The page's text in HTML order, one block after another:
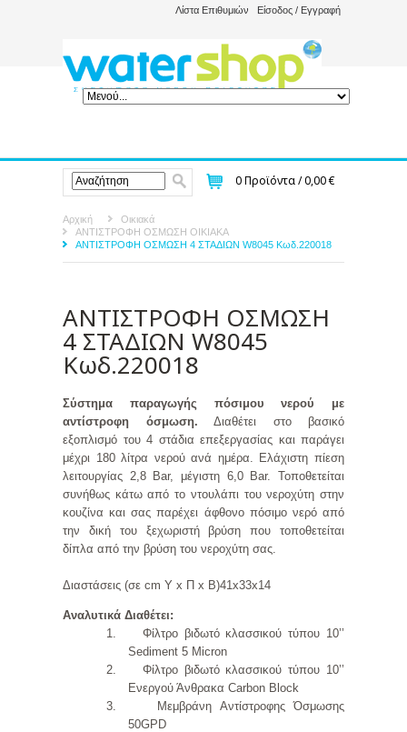
Λίστα Επιθυμιών Είσοδος / Εγγραφή
0Προϊόντα /0,00 €
Αρχική
Οικιακά
ΑΝΤΙΣΤΡΟΦΗ ΟΣΜΩΣΗ ΟΙΚΙΑΚΑ
ΑΝΤΙΣΤΡΟΦΗ ΟΣΜΩΣΗ 4 ΣΤΑΔΙΩΝ W8045 Κωδ.220018
ΑΝΤΙΣΤΡΟΦΗ ΟΣΜΩΣΗ
4 ΣΤΑΔΙΩΝ W8045
Κωδ.220018
Σύστημα παραγωγής πόσιμου νερού με
αντίστροφη όσμωση.
Διαθέτει στο βασικό
εξοπλισμό του 4 στάδια επεξεργασίας και παράγει
μέχρι 180 λίτρα νερού ανά ημέρα. Ελάχιστη πίεση
λειτουργίας 2,8 Bar, μέγιστη 6,0 Bar. Τοποθετείται
συνήθως κάτω από το ντουλάπι του νεροχύτη στην
κουζίνα και σας παρέχει άφθονο πόσιμο νερό από
την δική του ξεχωριστή βρύση που τοποθετείται
δίπλα από την βρύση του νεροχύτη σας.
Διαστάσεις (σε cm Υ x Π x Β)41x33x14
Αναλυτικά Διαθέτει:
1.
Φίλτρο βιδωτό κλασσικού τύπου 10’’
Sediment 5 Micron
2.
Φίλτρο βιδωτό κλασσικού τύπου 10’’
Ενεργού Άνθρακα Carbon Block
3.
Μεμβράνη Αντίστροφης Όσμωσης
50GPD